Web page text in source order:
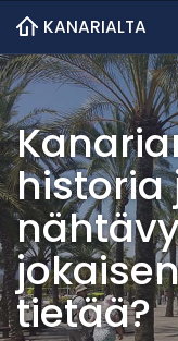
KANARIALTA
historia
tietää?